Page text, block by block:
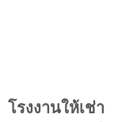
โรงงานให้เช่า